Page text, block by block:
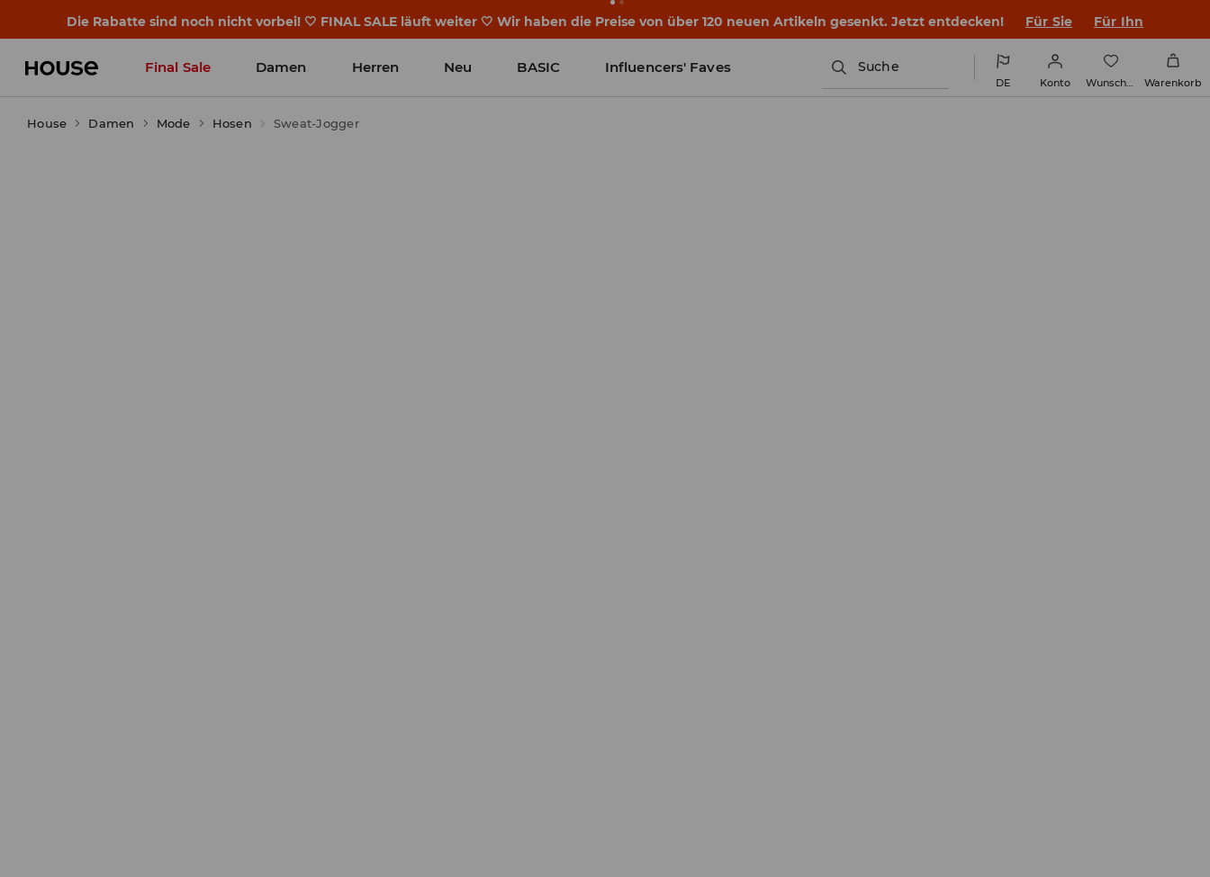
BACK TO SCHOOL 🎒 Die besten Geschichten beginnen noch vor dem ersten Klingeln. Starte mit einem neuen Outfit ins Schuljahr! Für Sie Für Ihn
Final Sale Damen Herren Neu BASIC Influencers' Faves Suche
DE Konto Wunschliste Warenkorb
House Damen Mode Hosen Sweat-Jogger